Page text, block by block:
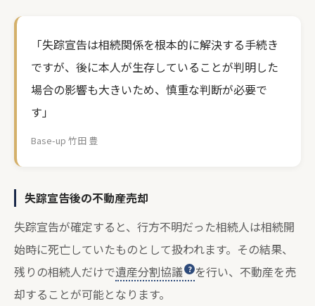
「失踪宣告は相続関係を根本的に解決する手続き
ですが、後に本人が生存していることが判明した
場合の影響も大きいため、慎重な判断が必要で
す」
Base-up 竹田 豊
失踪宣告後の不動産売却
失踪宣告が確定すると、行方不明だった相続人は相続開
始時に死亡していたものとして扱われます。その結果、
残りの相続人だけで遺産分割協議
を行い、不動産を売
却することが可能となります。